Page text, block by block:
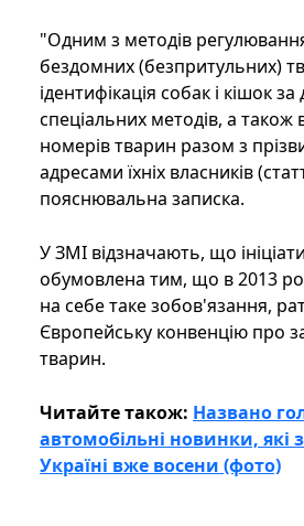
"Одним з методів
бездомних (безпритульних)
ідентифікація собак і кішок
спеціальних методів, а також
номерів тварин разом з
адресами їхніх власників
пояснювальна записка.
У ЗМІ відзначають, що
обумовлена ​​тим, що в 2013
на себе таке зобов'язання,
Європейську конвенцію про
тварин.
Читайте також: Названо
автомобільні новинки, які
Україні вже восени (фото)